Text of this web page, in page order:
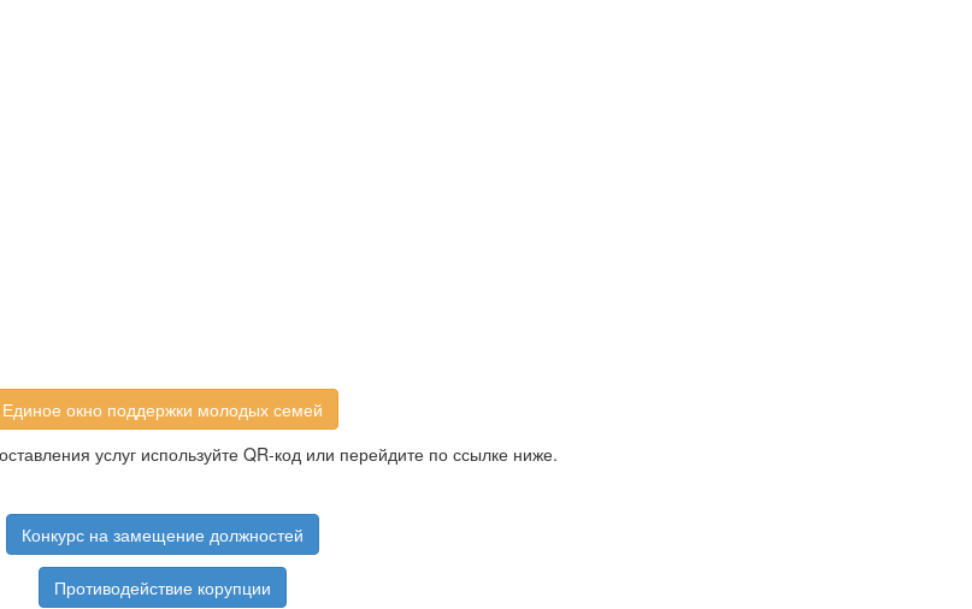
Единое окно поддержки молодых семей
услуг используйте QR-код или перейдите по ссылке ниже.
Конкурс на замещение должностей
Противодействие корупции